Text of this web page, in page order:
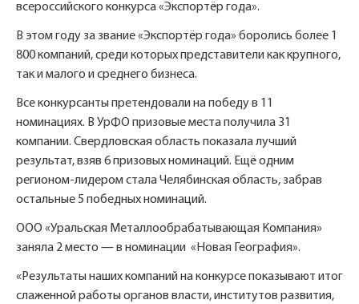
всероссийского конкурса «Экспортёр года».
В этом году за звание «Экспортёр года» боролись более 1
800 компаний, среди которых представители как крупного,
так и малого и среднего бизнеса.
Все конкурсанты претендовали на победу в 11
номинациях. В УрФО призовые места получила 31
компании. Свердловская область показала лучший
результат, взяв 6 призовых номинаций. Ещё одним
регионом-лидером стала Челябинская область, забрав
остальные 5 победных номинаций.
ООО «Уральская Металлообрабатывающая Компания»
заняла 2 место — в номинации «Новая География».
«Результаты наших компаний на конкурсе показывают итог
слаженной работы органов власти, институтов развития,
Ваш заказ будет обработан нами в
ближайшее время
Ссылка для подтверждения
регистрации отправлена на указанный
вами почтовый адрес. Перейдите по
Телефон*
Наименование и количество интересуемой продукции.
Заполните форму обратной связи, и наши
менеджеры перезвонят вам в ближайшее
время.
Имя*
Телефон*